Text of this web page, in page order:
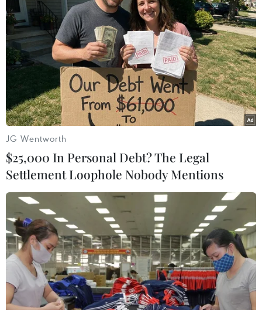
#Học viện Quân y
#Trường Đại học Y Hà Nội
#Chủ tịch Hồ Chí Minh
#Thi hài
#Hội đồng khoa học
#Lăng Chủ tịch Hồ Chí Minh
Theo dõi VietnamPlus
TIN LIÊN QUAN
JG Wentworth
$25,000 In Personal Debt? The Legal
Settlement Loophole Nobody Mentions